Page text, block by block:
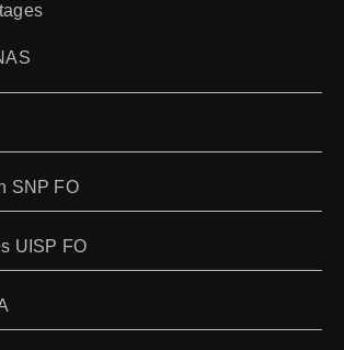
SNP FO
UISP FO